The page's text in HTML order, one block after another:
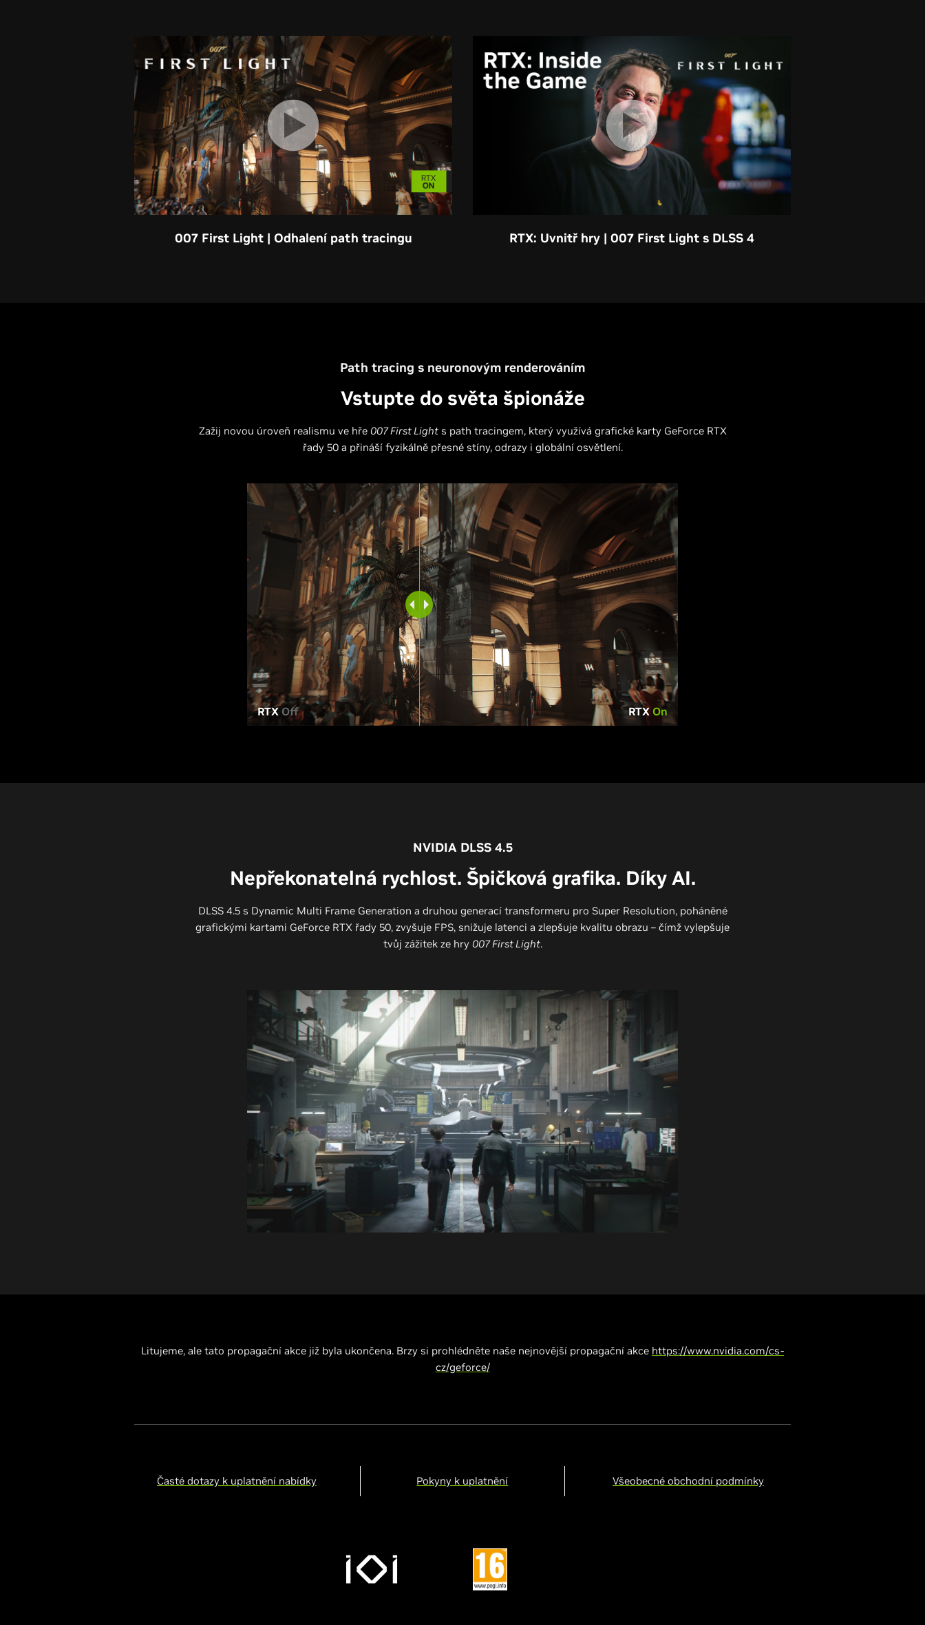
007 First Light | Odhalení path tracingu RTX: Uvnitř hry | 007 First Light s DLSS 4
Path tracing s neuronovým renderováním
Vstupte do světa špionáže
Zažij novou úroveň realismu ve hře 007 First Lights path tracingem, který využívá grafické karty GeForce RTX
řady 50 a přináší fyzikálně přesné stíny, odrazy i globální osvětlení.
RTX Off RTX On
NVIDIA DLSS 4.5
Nepřekonatelná rychlost. Špičková grafika. Díky AI.
DLSS 4.5 s Dynamic Multi Frame Generation a druhou generací transformeru pro Super Resolution, poháněné
grafickými kartami GeForce RTX řady 50, zvyšuje FPS, snižuje latenci a zlepšuje kvalitu obrazu – čímž vylepšuje
tvůj zážitek ze hry 007 First Light.
Litujeme, ale tato propagační akce již byla ukončena. Brzy si prohlédněte naše nejnovější propagační akce https://www.nvidia.com/cs-
cz/geforce/
Časté dotazy k uplatnění nabídky Pokyny k uplatnění Všeobecné obchodní podmínky